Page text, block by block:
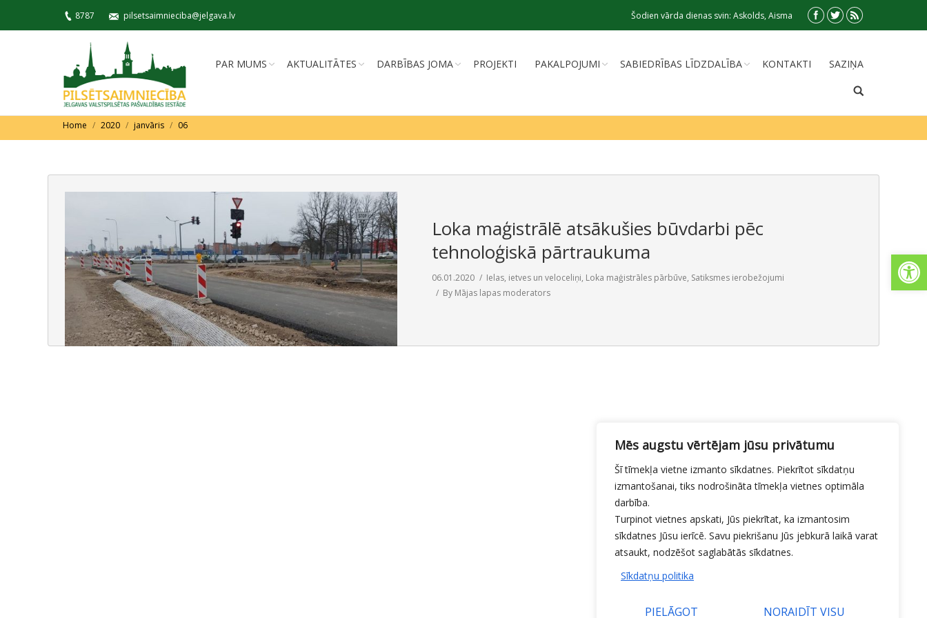
Mēs augstu vērtējam jūsu privātumu
Šī tīmekļa vietne izmanto sīkdatnes. Piekrītot sīkdatņu
izmantošanai, tiks nodrošināta tīmekļa vietnes optimāla
darbība.
Turpinot vietnes apskati, Jūs piekrītat, ka izmantosim
sīkdatnes Jūsu ierīcē. Savu piekrišanu Jūs jebkurā laikā varat
atsaukt, nodzēšot saglabātās sīkdatnes.
Sīkdatņu politika
PIELĀGOT NORAIDĪT VISU
8787 pilsetsaimnieciba@jelgava.lv Šodien vārda dienas svin: Askolds, Aisma
PAR MUMS AKTUALITĀTES DARBĪBAS JOMA PROJEKTI PAKALPOJUMI SABIEDRĪBAS LĪDZDALĪBA KONTAKTI SAZIŅA
You are here:
Home 2020 janvāris 06
Loka maģistrālē atsākušies būvdarbi pēc
tehnoloģiskā pārtraukuma
06.01.2020 Ielas, ietves un veloceliņi, Loka maģistrāles pārbūve, Satiksmes ierobežojumi
By Mājas lapas moderators